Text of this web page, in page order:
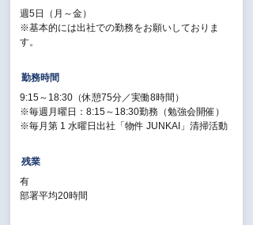
【残業代／月】45時間（固定残業代：85,000円
～）／※超過分別途支給
【賞与】年2回
【昇給】年2回
【休日・休暇】
週5日（月～金）
※基本的には出社での勤務をお願いしておりま
す。
勤務時間
9:15～18:30（休憩75分／実働8時間）
※毎週月曜日：8:15～18:30勤務（勉強会開催）
※毎月第 1 水曜日出社「物件 JUNKAI」清掃活動
残業
有
部署平均20時間